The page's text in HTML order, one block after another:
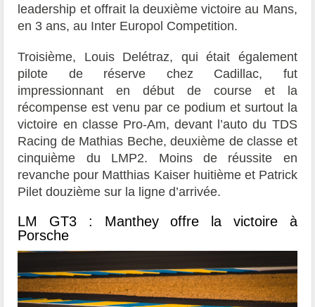
leadership et offrait la deuxième victoire au Mans,
en 3 ans, au Inter Europol Competition.
Troisième, Louis Delétraz, qui était également
pilote de réserve chez Cadillac, fut
impressionnant en début de course et la
récompense est venu par ce podium et surtout la
victoire en classe Pro-Am, devant l’auto du TDS
Racing de Mathias Beche, deuxième de classe et
cinquième du LMP2. Moins de réussite en
revanche pour Matthias Kaiser huitième et Patrick
Pilet douzième sur la ligne d’arrivée.
LM GT3 : Manthey offre la victoire à
Porsche